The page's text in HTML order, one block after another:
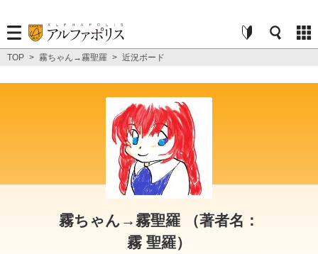
TOP > 霧ちゃん→霧聖羅 > 近況ボード
霧ちゃん→霧聖羅 （著者名：
霧 聖羅）